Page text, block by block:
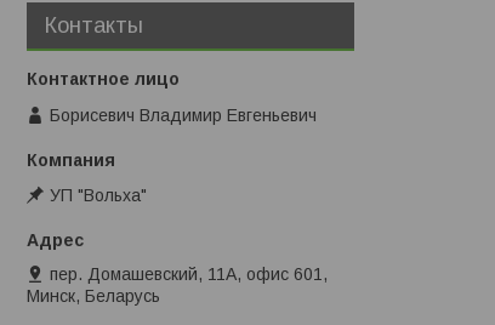
Контакты
Борисевич Владимир Евгеньевич
УП "Вольха"
пер. Домашевский, 11А, офис 601,
Минск, Беларусь